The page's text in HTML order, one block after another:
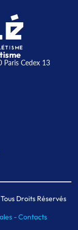
Cedex 13
Droits Réservés
-Contacts